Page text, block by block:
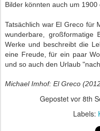
Bilder könnten auch um 1900
Tatsächlich war El Greco für
wunderbare, großformatige
Werke und beschreibt die
eine Freude, für ein paar
und so auch den Urlaub
Michael Imhof: El Greco
Gepostet vor 8th
Labels: